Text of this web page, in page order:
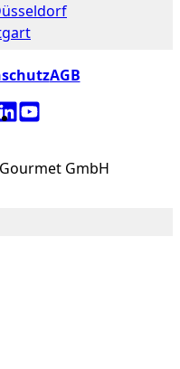
AGB
GmbH